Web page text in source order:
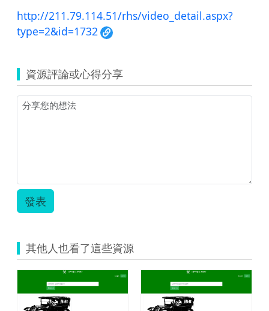
http://211.79.114.51/rhs/video_detail.aspx?
type=2&id=1732
資源評論或心得分享
發表
其他人也看了這些資源